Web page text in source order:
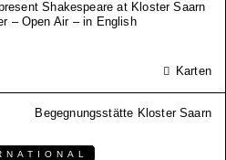
Shakespeare at Kloster Saarn
– Open Air – in English
Karten
Begegnungsstätte Kloster Saarn